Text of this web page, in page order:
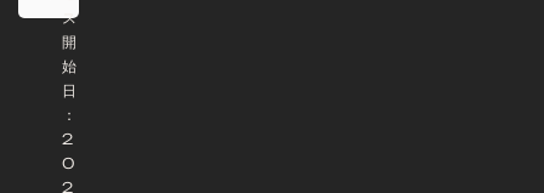
ス
開
始
日
：
2
0
2